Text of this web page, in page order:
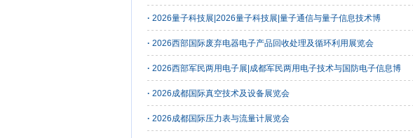
· 2026量子科技展|2026量子科技展|量子通信与量子信息技术博
· 2026西部国际废弃电器电子产品回收处理及循环利用展览会
· 2026西部军民两用电子展|成都军民两用电子技术与国防电子信息博
· 2026成都国际真空技术及设备展览会
· 2026成都国际压力表与流量计展览会